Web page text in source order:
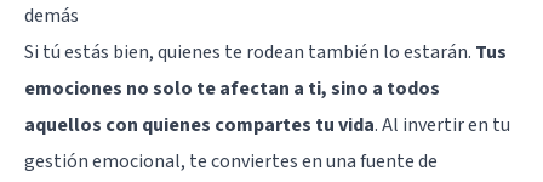
demás
Si tú estás bien, quienes te rodean también lo estarán. Tus
emociones no solo te afectan a ti, sino a todos
aquellos con quienes compartes tu vida. Al invertir en tu
gestión emocional, te conviertes en una fuente de